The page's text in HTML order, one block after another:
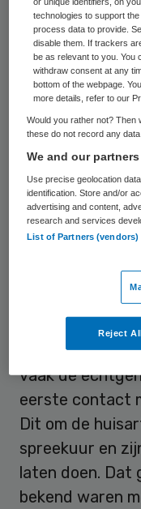
rangschikken
van medisch
uitgevoerd
ter plaatse.
grootschalige
onder Duitse
discussie. Als
chirurg op dat
aangewezen
Het
In het
vaak de
eerste contact
Dit om de
spreekuur en
laten doen. Dat
bekend waren
technologies to support
process data to provide.
disable them. If trackers
be as relevant to you. You
withdraw consent at any
bottom of the webpage.
more details, refer to our
Would you rather not? Then
these do not record any
We and our
Use precise geolocation
identification. Store and/or
advertising and content,
research and services
List of Partners (vendors)
Reject